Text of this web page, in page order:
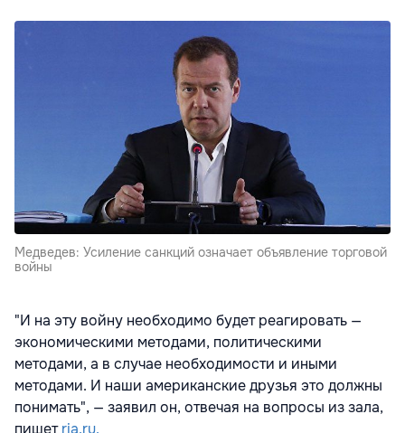
Медведев: Усиление санкций означает объявление торговой
войны
"И на эту войну необходимо будет реагировать —
экономическими методами, политическими
методами, а в случае необходимости и иными
методами. И наши американские друзья это должны
понимать", — заявил он, отвечая на вопросы из зала,
пишетria.ru.